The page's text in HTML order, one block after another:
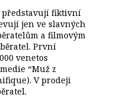
představují fiktivní
jen ve slavných
a filmovým
První
venetos
“Muž z
V prodeji